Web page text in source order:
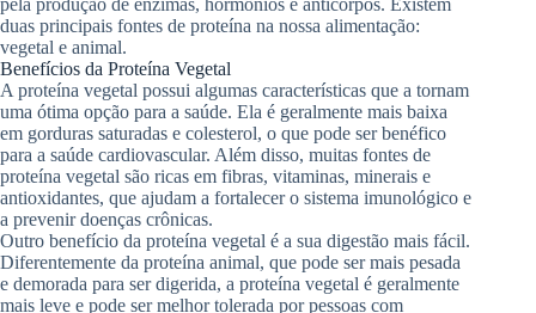
pela produção de enzimas, hormônios e anticorpos. Existem
duas principais fontes de proteína na nossa alimentação:
vegetal e animal.
Benefícios da Proteína Vegetal
A proteína vegetal possui algumas características que a tornam
uma ótima opção para a saúde. Ela é geralmente mais baixa
em gorduras saturadas e colesterol, o que pode ser benéfico
para a saúde cardiovascular. Além disso, muitas fontes de
proteína vegetal são ricas em fibras, vitaminas, minerais e
antioxidantes, que ajudam a fortalecer o sistema imunológico e
a prevenir doenças crônicas.
Outro benefício da proteína vegetal é a sua digestão mais fácil.
Diferentemente da proteína animal, que pode ser mais pesada
e demorada para ser digerida, a proteína vegetal é geralmente
mais leve e pode ser melhor tolerada por pessoas com